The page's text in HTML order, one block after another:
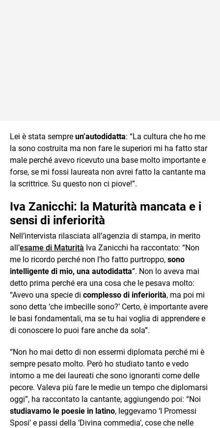
Lei è stata sempre un’autodidatta: “La cultura che ho me
la sono costruita ma non fare le superiori mi ha fatto star
male perché avevo ricevuto una base molto importante e
forse, se mi fossi laureata non avrei fatto la cantante ma
la scrittrice. Su questo non ci piove!”.
Iva Zanicchi: la Maturità mancata e i
sensi di inferiorità
Nell’intervista rilasciata all’agenzia di stampa, in merito
all’esame di Maturità Iva Zanicchi ha raccontato: “Non
me lo ricordo perché non l’ho fatto purtroppo, sono
intelligente di mio, una autodidatta”. Non lo aveva mai
detto prima perché era una cosa che le pesava molto:
“Avevo una specie di complesso di inferiorità, ma poi mi
sono detta ‘che imbecille sono?’ Certo, è importante avere
le basi fondamentali, ma se tu hai voglia di apprendere e
di conoscere lo puoi fare anche da sola”.
“Non ho mai detto di non essermi diplomata perché mi è
sempre pesato molto. Però ho studiato tanto e vedo
intorno a me dei laureati che sono ignoranti come delle
pecore. Valeva più fare le medie un tempo che diplomarsi
oggi”, ha raccontato la cantante, aggiungendo poi: “Noi
studiavamo le poesie in latino, leggevamo ‘I Promessi
Sposi’ e passi della ‘Divina commedia’, cose che nelle